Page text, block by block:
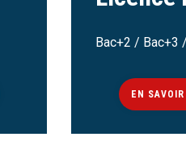
Bac+2 / Bac+3
EN SAVOIR